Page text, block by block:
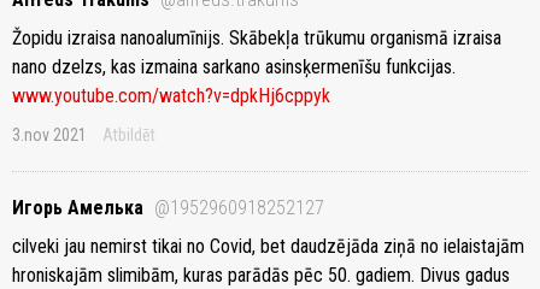
Žopidu izraisa nanoalumīnijs. Skābekļa trūkumu organismā izraisa
nano dzelzs, kas izmaina sarkano asinsķermenīšu funkcijas.
www.youtube.com/watch?v=dpkHj6cppyk
3.nov 2021 Atbildēt
Игорь Амелька @1952960918252127
cilveki jau nemirst tikai no Covid, bet daudzējāda ziņā no ielaistajām
hroniskajām slimibām, kuras parādās pēc 50. gadiem. Divus gadus